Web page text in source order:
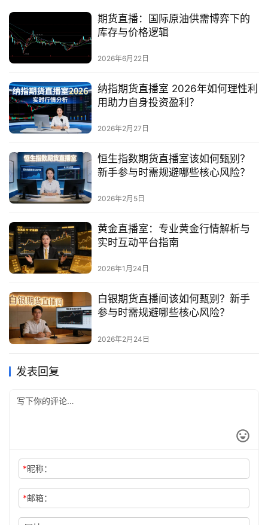
期货直播：国际原油供需博弈下的
库存与价格逻辑
2026年6月22日
纳指期货直播室 2026年如何理性利
用助力自身投资盈利？
2026年2月27日
恒生指数期货直播室该如何甄别？
新手参与时需规避哪些核心风险？
2026年2月5日
黄金直播室：专业黄金行情解析与
实时互动平台指南
2026年1月24日
白银期货直播间该如何甄别？新手
参与时需规避哪些核心风险？
2026年2月24日
发表回复
*昵称：
*邮箱：